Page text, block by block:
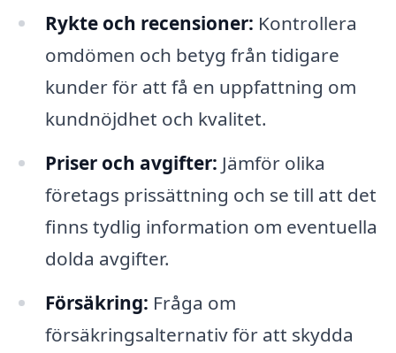
Rykte och recensioner: Kontrollera
omdömen och betyg från tidigare
kunder för att få en uppfattning om
kundnöjdhet och kvalitet.
Priser och avgifter: Jämför olika
företags prissättning och se till att det
finns tydlig information om eventuella
dolda avgifter.
Försäkring: Fråga om
försäkringsalternativ för att skydda